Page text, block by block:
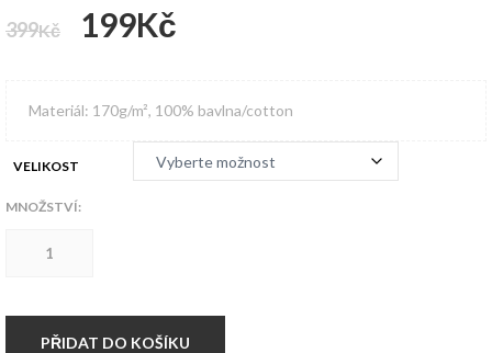
399Kč
Původní
byla:
399Kč.
199Kč
je:
199Kč.
Materiál: 170g/m², 100% bavlna/cotton
VELIKOST
MNOŽSTVÍ:
WEAR
NAVYPŘIDAT DO KOŠÍKU